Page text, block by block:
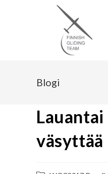
Blogi
väsyttää